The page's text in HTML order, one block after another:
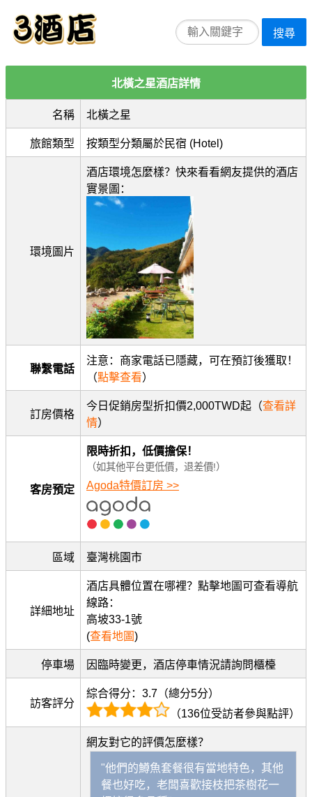
搜尋
北橫之星酒店詳情
名稱 北橫之星
旅館類型 按類型分類屬於民宿 (Hotel)
環境圖片
酒店環境怎麼樣？快來看看網友提供的酒店
實景圖：
聯繫電話
注意：商家電話已隱藏，可在預訂後獲取！
（點擊查看）
訂房價格
今日促銷房型折扣價2,000TWD起（查看詳
情）
客房預定
限時折扣，低價擔保！
（如其他平台更低價，退差價!）
Agoda特價訂房 >>
區域 臺灣桃園市
詳細地址
酒店具體位置在哪裡？點擊地圖可查看導航
線路：
高坡33-1號
(查看地圖)
停車場 因臨時變更，酒店停車情況請詢問櫃檯
訪客評分
綜合得分：3.7（總分5分）
（136位受訪者參與點評）
網友對它的評價怎麼樣？
"他們的鱒魚套餐很有當地特色，其他
餐也好吃，老闆喜歡接枝把茶樹花一